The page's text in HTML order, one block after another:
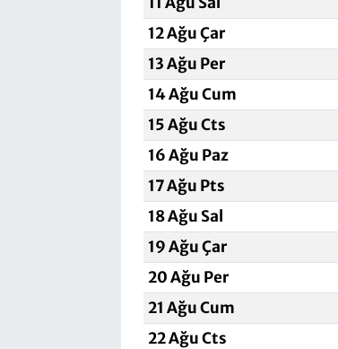
12 Ağu Çar
13 Ağu Per
14 Ağu Cum
15 Ağu Cts
16 Ağu Paz
17 Ağu Pts
18 Ağu Sal
19 Ağu Çar
20 Ağu Per
21 Ağu Cum
22 Ağu Cts